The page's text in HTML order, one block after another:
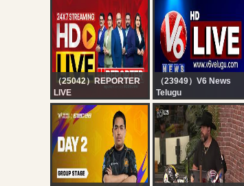
GAMING vs P7
NOTORIOUS -
ESPORTS WORLD CUP
26 DAY 3
（25042）REPORTER
LIVE
24x7 Reporter Live TV |
Kerala Rain Alert Live |
HD Streaming | Latest
Malayalam News |
Reporter
（23949）V6 News
Telugu
V6 Telugu News LIVE |
Telangana Live TV
Channel | V6 News